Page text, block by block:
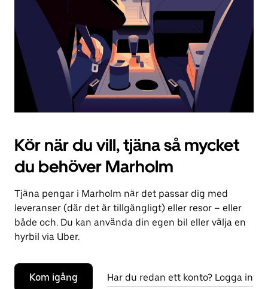
kalendern.
Kör när du vill, tjäna så mycket
du behöver Marholm
Tjäna pengar i Marholm när det passar dig med
leveranser (där det är tillgängligt) eller resor – eller
både och. Du kan använda din egen bil eller välja en
hyrbil via Uber.
Kom igång Har du redan ett konto? Logga in